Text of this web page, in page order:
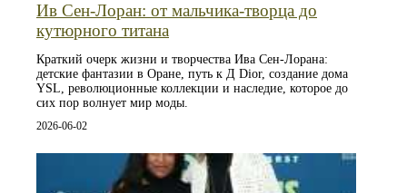
Ив Сен-Лоран: от мальчика‑творца до
кутюрного титана
Краткий очерк жизни и творчества Ива Сен-Лорана:
детские фантазии в Оране, путь к Д Dior, создание дома
YSL, революционные коллекции и наследие, которое до
сих пор волнует мир моды.
2026-06-02